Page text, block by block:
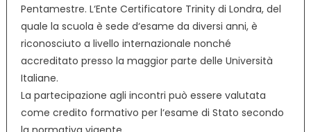
Pentamestre. L‘Ente Certificatore Trinity di Londra, del
quale la scuola è sede d‘esame da diversi anni, è
riconosciuto a livello internazionale nonché
accreditato presso la maggior parte delle Università
Italiane.
La partecipazione agli incontri può essere valutata
come credito formativo per l‘esame di Stato secondo